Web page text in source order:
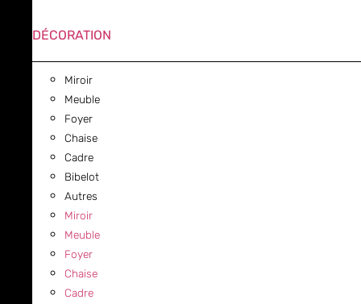
DÉCORATION
Miroir
Meuble
Foyer
Chaise
Cadre
Bibelot
Autres
Miroir
Meuble
Foyer
Chaise
Cadre